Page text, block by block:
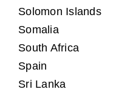
Solomon Islands
Somalia
South Africa
Spain
Sri Lanka